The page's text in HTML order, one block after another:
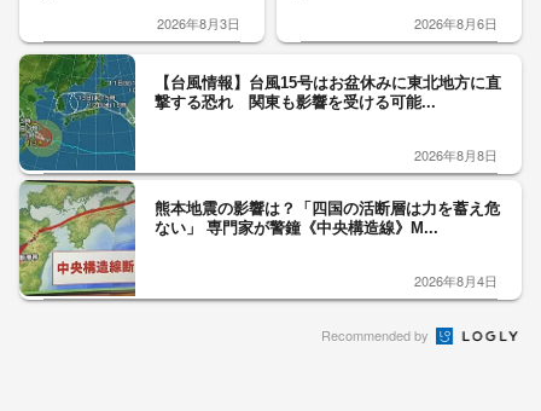
2026年8月3日 2026年8月6日
【台風情報】台風15号はお盆休みに東北地方に直
撃する恐れ 関東も影響を受ける可能...
2026年8月8日
熊本地震の影響は？「四国の活断層は力を蓄え危
ない」 専門家が警鐘《中央構造線》M...
2026年8月4日
Recommended by